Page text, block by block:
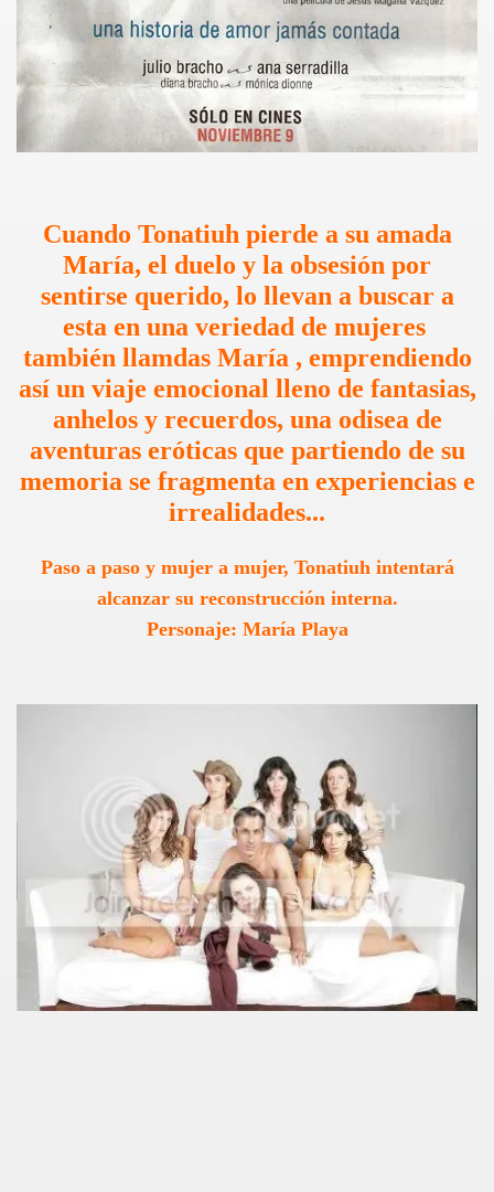
Cuando Tonatiuh pierde a su amada
María, el duelo y la obsesión por
sentirse querido, lo llevan a buscar a
esta en una veriedad de mujeres
también llamdas María , emprendiendo
así un viaje emocional lleno de fantasias,
anhelos y recuerdos, una odisea de
aventuras eróticas que partiendo de su
memoria se fragmenta en experiencias e
irrealidades...
Paso a paso y mujer a mujer, Tonatiuh intentará
alcanzar su reconstrucción interna.
Personaje: María Playa